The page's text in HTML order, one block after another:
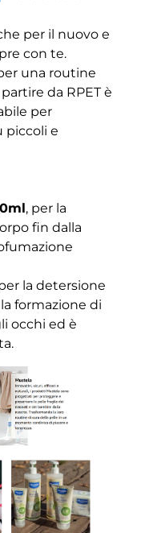
per il nuovo e
con te.
una routine
da RPET è
per
e
, per la
fin dalla
la detersione
formazione di
occhi ed è